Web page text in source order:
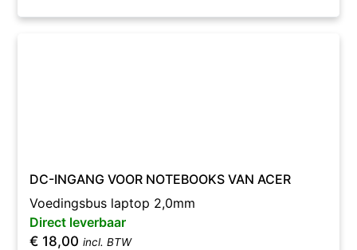
DC-INGANG VOOR NOTEBOOKS VAN ACER
Voedingsbus laptop 2,0mm
Direct leverbaar
€ 18,00 incl. BTW